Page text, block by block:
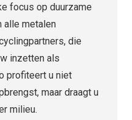
focus op duurzame
alle metalen
die
inzetten als
profiteert u niet
maar draagt u
milieu.